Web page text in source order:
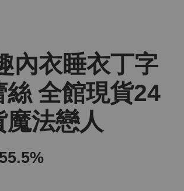
內衣睡衣丁字
全館現貨24
法戀人